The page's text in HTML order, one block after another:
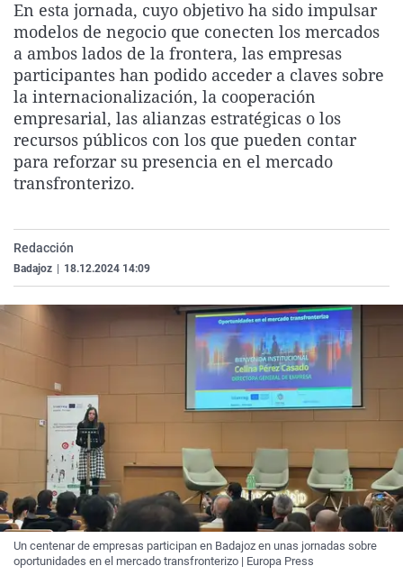
La rosa de los vientos
Gente viajera
Como el perro y el
Caso
Retornados
Equipo de
Operación Viuda
Extremadura
Galicia
La Rioja
Navarra
País Vasco
Virales
Televisión
Elecciones
En esta jornada, cuyo objetivo ha sido impulsar
modelos de negocio que conecten los mercados
a ambos lados de la frontera, las empresas
participantes han podido acceder a claves sobre
la internacionalización, la cooperación
empresarial, las alianzas estratégicas o los
recursos públicos con los que pueden contar
para reforzar su presencia en el mercado
transfronterizo.
Redacción
Badajoz 18.12.2024 14:09
Un centenar de empresas participan en Badajoz en unas jornadas sobre
oportunidades en el mercado transfronterizo | Europa Press